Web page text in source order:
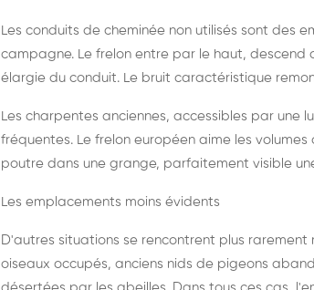
Les conduits de cheminée non utilisés sont des
campagne. Le frelon entre par le haut,
élargie du conduit. Le bruit caractéristique
Les charpentes anciennes, accessibles par une
fréquentes. Le frelon européen aime les
poutre dans une grange, parfaitement visible
Les emplacements moins évidents
D'autres situations se rencontrent plus
oiseaux occupés, anciens nids de pigeons